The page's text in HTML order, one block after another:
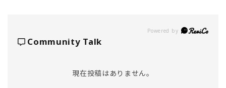
Powered by
Community Talk
現在投稿はありません。